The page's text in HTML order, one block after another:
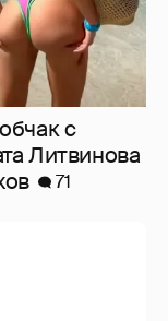
с
Литвинова
71